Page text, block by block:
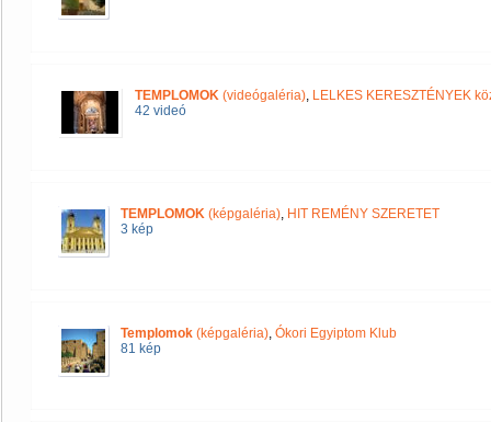
TEMPLOMOK (videógaléria), LELKES KERESZTÉNYEK
42 videó
TEMPLOMOK (képgaléria), HIT REMÉNY SZERETET
3 kép
Templomok (képgaléria), Ókori Egyiptom Klub
81 kép